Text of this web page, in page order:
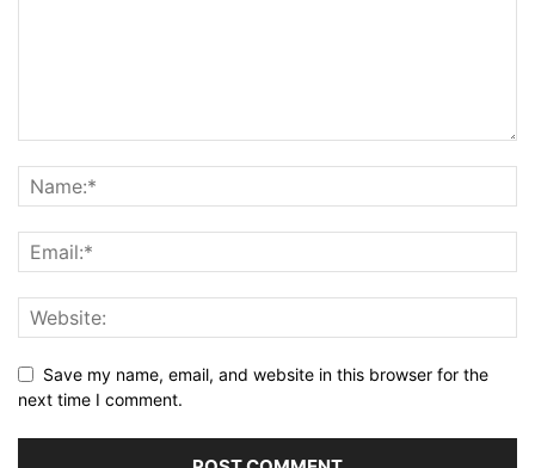
Save my name, email, and website in this browser for the
next time I comment.